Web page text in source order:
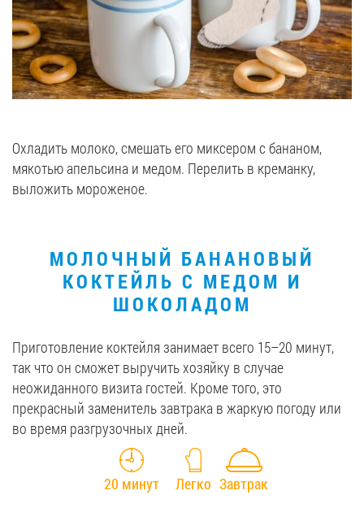
Охладить молоко, смешать его миксером с бананом,
мякотью апельсина и медом. Перелить в креманку,
выложить мороженое.
МОЛОЧНЫЙ БАНАНОВЫЙ
КОКТЕЙЛЬ С МЕДОМ И
ШОКОЛАДОМ
Приготовление коктейля занимает всего 15–20 минут,
так что он сможет выручить хозяйку в случае
неожиданного визита гостей. Кроме того, это
прекрасный заменитель завтрака в жаркую погоду или
во время разгрузочных дней.
20 минут Легко Завтрак